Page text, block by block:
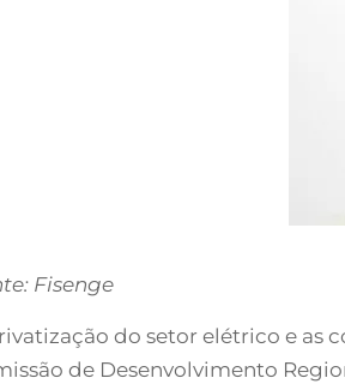
Fisenge
do setor elétrico e as
de Desenvolvimento